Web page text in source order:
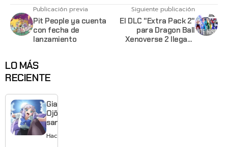
Publicación previa
Pit People ya cuenta
con fecha de
lanzamiento
Siguiente publicación
El DLC "Extra Pack 2"
para Dragon Ball
Xenoverse 2 llegará
LO MÁS
RECIENTE
Giant
Ojō-
sama
revela
visual y
Hace 1 día